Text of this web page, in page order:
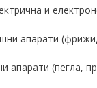
и
апарати
апарати (пегла,